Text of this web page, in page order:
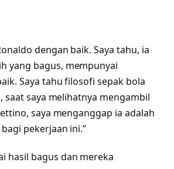
dengan baik. Saya tahu, ia
yang bagus, mempunyai
Saya tahu filosofi sepak bola
saat saya melihatnya mengambil
saya menganggap ia adalah
pekerjaan ini.”
hasil bagus dan mereka